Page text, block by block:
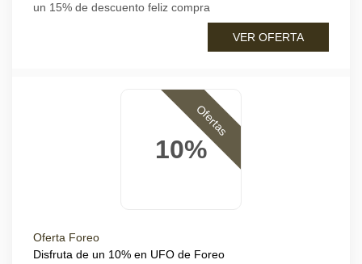
un 15% de descuento feliz compra
VER OFERTA
10%
Ofertas
Oferta Foreo
Disfruta de un 10% en UFO de Foreo